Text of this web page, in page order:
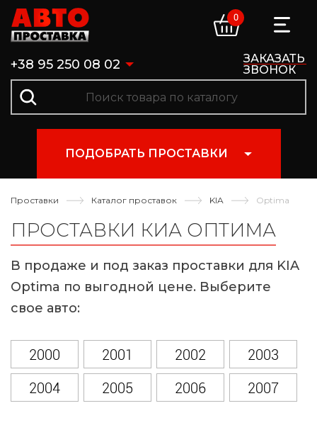
+38 95 250 08 02
ЗАКАЗАТЬ
ЗВОНОК
0
ПОДОБРАТЬ ПРОСТАВКИ
Проставки Каталог проставок KIA Optima
ПРОСТАВКИ КИА ОПТИМА
В продаже и под заказ проставки для KIA
Optima по выгодной цене. Выберите
свое авто:
2000 2001 2002
2003
2004
2005 2006
2007